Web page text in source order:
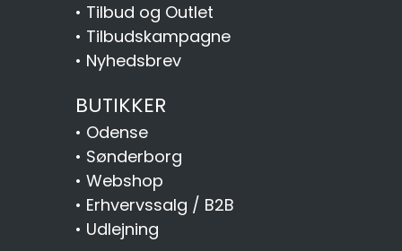
• Tilbud og Outlet
• Tilbudskampagne
• Nyhedsbrev
BUTIKKER
• Odense
• Sønderborg
• Webshop
• Erhvervssalg / B2B
• Udlejning